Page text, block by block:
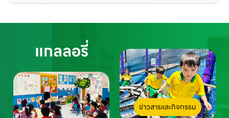
แกลลอรี่
ข่าวสารและกิจกรรม